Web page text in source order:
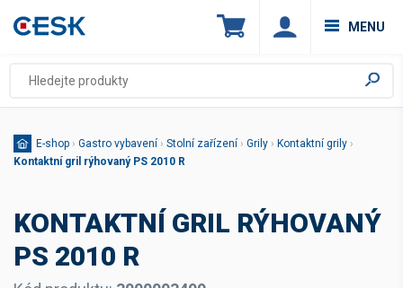
MENU
E-shop › Gastro vybavení › Stolní zařízení › Grily › Kontaktní grily ›
Kontaktní gril rýhovaný PS 2010 R
KONTAKTNÍ GRIL RÝHOVANÝ
PS 2010 R